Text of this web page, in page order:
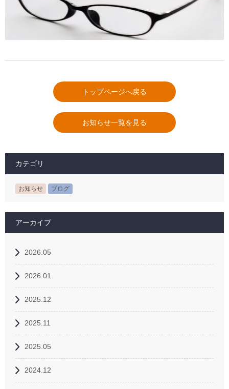
トップページへ戻る
お知らせ一覧を見る
カテゴリ
お知らせ ブログ
アーカイブ
2026.05
2026.01
2025.12
2025.11
2025.05
2024.12